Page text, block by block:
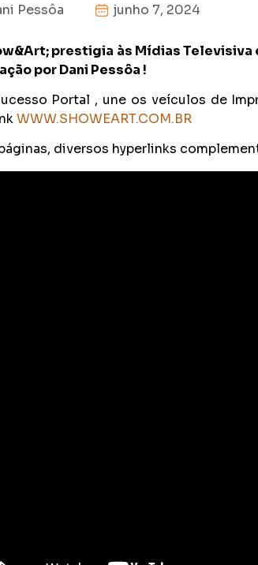
Pessôa junho 7, 2024
prestigia às Mídias
por Dani Pessôa !
Portal , une os veículos de
WWW.SHOWEART.COM.BR
diversos hyperlinks